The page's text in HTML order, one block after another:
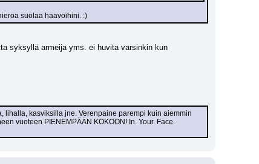
suolaa haavoihini. :)
syksyllä armeija yms. ei huvita varsinkin kun
kasviksilla jne. Verenpaine parempi kuin aiemmin
vuoteen PIENEMPÄÄN KOKOON! In. Your. Face.